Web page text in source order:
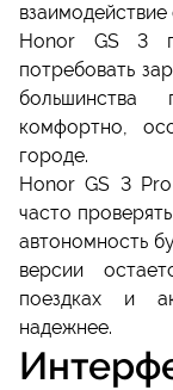
Honor GS 3
потребовать
комфортно,
городе.
Honor GS 3
часто
автономность
версии
поездках и
надежнее.